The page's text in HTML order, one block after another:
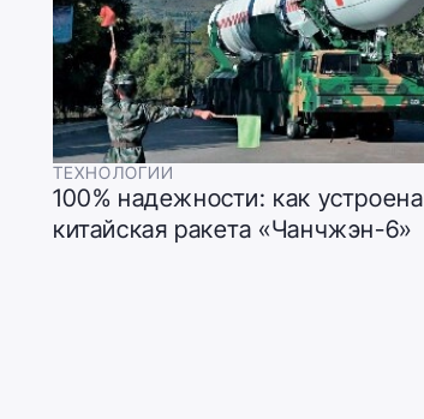
ТЕХНОЛОГИИ
100% надежности: как устроена
китайская ракета «Чанчжэн-6»